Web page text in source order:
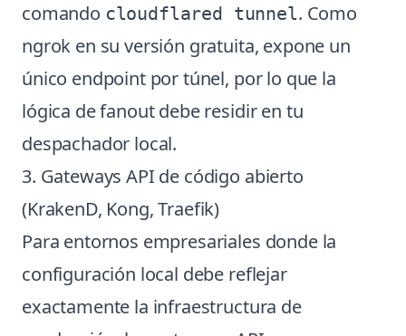
comando cloudflared tunnel. Como
ngrok en su versión gratuita, expone un
único endpoint por túnel, por lo que la
lógica de fanout debe residir en tu
despachador local.
3. Gateways API de código abierto
(KrakenD, Kong, Traefik)
Para entornos empresariales donde la
configuración local debe reflejar
exactamente la infraestructura de